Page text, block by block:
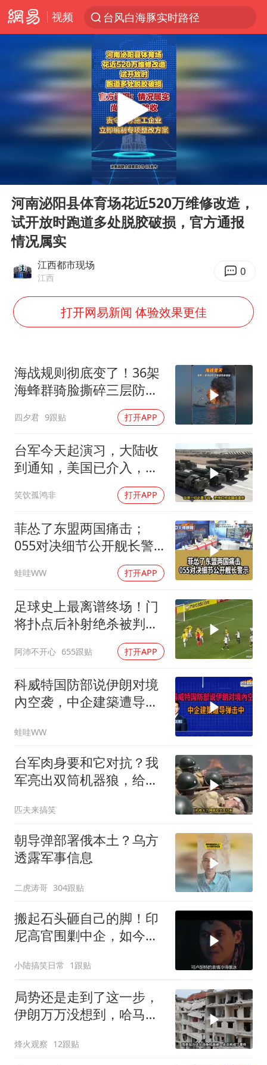
视频
台风白海豚实时路径
中医教你一招提升气血
胡彦斌韩磊 谁帮谁
老中医：立秋后养心是关键
胜宏科技：股票交易异常波动
中巨芯：上半年归母净利润1405.77万元
秋天的第一杯奶茶到底有多火
38岁演员求职万岁山NPC成功
夯实基础开新局
Play
河南泌阳县体育场花近520万维修改造，
试开放时跑道多处脱胶破损，官方通报
情况属实
江西都市现场
江西 0
打开网易新闻 体验效果更佳
海战规则彻底变了！36架
海蜂群骑脸撕碎三层防空
四夕君 9跟贴 打开APP
台军今天起演习，大陆收
到通知，美国已介入，日
笑饮孤鸿非 打开APP
菲怂了东盟两国痛击；
055对决细节公开舰长警
示｜帅化民.孙大千.谢寒
冰｜辣晚报20260805
蛙哇WW 打开APP
足球史上最离谱终场！门
将扑点后补射绝杀被判无
阿沛不开心 655跟贴 打开APP
科威特国防部说伊朗对境
內空袭，中企建築遭导弹
延廷｜辣晚报20260806
蛙哇WW
台军肉身要和它对抗？我
军亮出双筒机器狼，给登
匹夫来搞笑
朝导弹部署俄本土？乌方
透露军事信息
二虎涛哥 304跟贴
搬起石头砸自己的脚！印
尼高官围剿中企，如今烂
小陆搞笑日常 1跟贴
局势还是走到了这一步，
伊朗万万没想到，哈马斯
烽火观察 12跟贴